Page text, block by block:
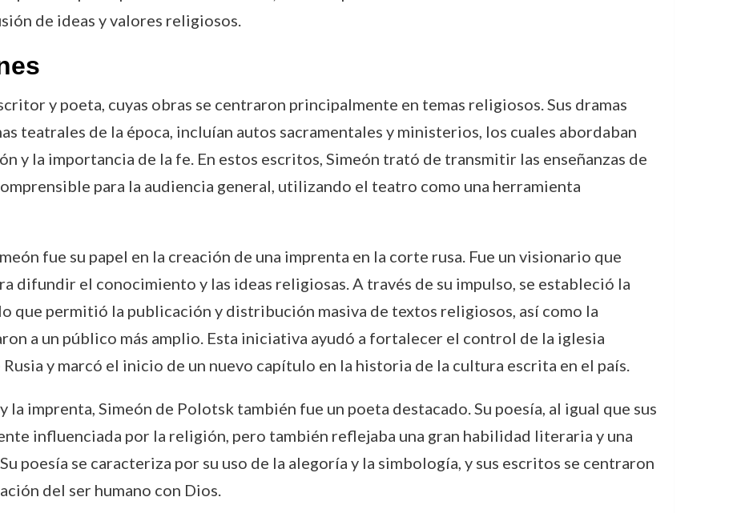
de ideas y valores religiosos.
y poeta, cuyas obras se centraron principalmente en temas religiosos. Sus dramas
teatrales de la época, incluían autos sacramentales y ministerios, los cuales abordaban
y la importancia de la fe. En estos escritos, Simeón trató de transmitir las enseñanzas de
para la audiencia general, utilizando el teatro como una herramienta
fue su papel en la creación de una imprenta en la corte rusa. Fue un visionario que
difundir el conocimiento y las ideas religiosas. A través de su impulso, se estableció la
que permitió la publicación y distribución masiva de textos religiosos, así como la
a un público más amplio. Esta iniciativa ayudó a fortalecer el control de la iglesia
y marcó el inicio de un nuevo capítulo en la historia de la cultura escrita en el país.
imprenta, Simeón de Polotsk también fue un poeta destacado. Su poesía, al igual que sus
influenciada por la religión, pero también reflejaba una gran habilidad literaria y una
poesía se caracteriza por su uso de la alegoría y la simbología, y sus escritos se centraron
del ser humano con Dios.